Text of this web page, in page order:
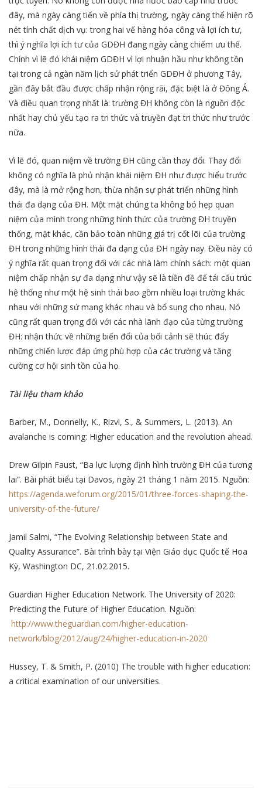
đây, mà ngày càng tiến về phía thị trường, ngày càng thể hiện rõ
nét tính chất dịch vụ: trong hai vế hàng hóa công và lợi ích tư,
thì ý nghĩa lợi ích tư của GDĐH đang ngày càng chiếm ưu thế.
Chính vì lẽ đó khái niệm GDĐH vì lợi nhuận hầu như không tồn
tại trong cả ngàn năm lịch sử phát triển GDĐH ở phương Tây,
gần đây bắt đầu được chấp nhận rộng rãi, đặc biệt là ở Đông Á.
Và điều quan trọng nhất là: trường ĐH không còn là nguồn độc
nhất hay chủ yếu tạo ra tri thức và truyền đạt tri thức như trước
nữa.
Vì lẽ đó, quan niệm về trường ĐH cũng cần thay đổi. Thay đổi
không có nghĩa là phủ nhận khái niệm ĐH như được hiểu trước
đây, mà là mở rộng hơn, thừa nhận sự phát triển những hình
thái đa dạng của ĐH. Một mặt chúng ta không bó hẹp quan
niệm của mình trong những hình thức của trường ĐH truyền
thống, mặt khác, cần bảo toàn những giá trị cốt lõi của trường
ĐH trong những hình thái đa dạng của ĐH ngày nay. Điều này có
ý nghĩa rất quan trọng đối với các nhà làm chính sách: một quan
niệm chấp nhận sự đa dạng như vậy sẽ là tiền đề để tái cấu trúc
hệ thống như một hệ sinh thái bao gồm nhiều loại trường khác
nhau với những sứ mạng khác nhau và bổ sung cho nhau. Nó
cũng rất quan trọng đối với các nhà lãnh đạo của từng trường
ĐH: nhận thức về những biến đổi của bối cảnh sẽ thúc đẩy
những chiến lược đáp ứng phù hợp của các trường và tăng
cường cơ hội sinh tồn của họ.
Tài liệu tham khảo
Barber, M., Donnelly, K., Rizvi, S., & Summers, L. (2013). An
avalanche is coming: Higher education and the revolution ahead.
Drew Gilpin Faust, “Ba lực lượng định hình trường ĐH của tương
lai”. Bài phát biểu tại Davos, ngày 21 tháng 1 năm 2015. Nguồn:
https://agenda.weforum.org/2015/01/three-forces-shaping-the-
university-of-the-future/
Jamil Salmi, “The Evolving Relationship between State and
Quality Assurance”. Bài trình bày tại Viện Giáo dục Quốc tế Hoa
Kỳ, Washington DC, 21.02.2015.
Guardian Higher Education Network. The University of 2020:
Predicting the Future of Higher Education. Nguồn:
http://www.theguardian.com/higher-education-
network/blog/2012/aug/24/higher-education-in-2020
Hussey, T. & Smith, P. (2010) The trouble with higher education:
a critical examination of our universities.